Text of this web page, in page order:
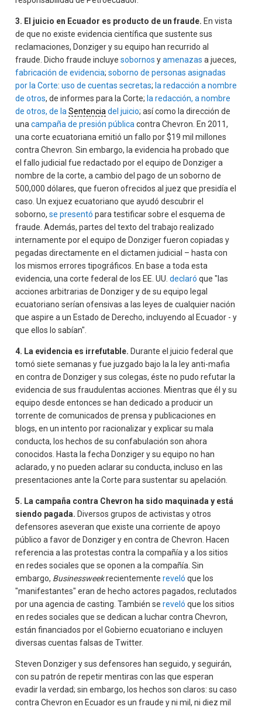
3. El juicio en Ecuador es producto de un fraude. En vista
de que no existe evidencia científica que sustente sus
reclamaciones, Donziger y su equipo han recurrido al
fraude. Dicho fraude incluyesobornos yamenazas a jueces,
fabricación de evidencia;soborno de personas asignadas
por la Corte:uso de cuentas secretas; la redacción a nombre
de otros, de informes para la Corte; la redacción, a nombre
de otros, de laSentencia del juicio; así como la dirección de
unacampaña de presión públicacontra Chevron. En 2011,
una corte ecuatoriana emitió un fallo por $19 mil millones
contra Chevron. Sin embargo, la evidencia ha probado que
el fallo judicial fue redactado por el equipo de Donziger a
nombre de la corte, a cambio del pago de un soborno de
500,000 dólares, que fueron ofrecidos al juez que presidía el
caso. Un exjuez ecuatoriano que ayudó descubrir el
soborno,se presentópara testificar sobre el esquema de
fraude. Además, partes del texto del trabajo realizado
internamente por el equipo de Donziger fueron copiadas y
pegadas directamente en el dictamen judicial – hasta con
los mismos errores tipográficos. En base a toda esta
evidencia, una corte federal de los EE. UU.declaró que "las
acciones arbitrarias de Donziger y de su equipo legal
ecuatoriano serían ofensivas a las leyes de cualquier nación
que aspire a un Estado de Derecho, incluyendo al Ecuador - y
que ellos lo sabían".
4. La evidencia es irrefutable. Durante el juicio federal que
tomó siete semanas y fue juzgado bajo la la ley anti-mafia
en contra de Donziger y sus colegas, éste no pudo refutar la
evidencia de sus fraudulentas acciones. Mientras que él y su
equipo desde entonces se han dedicado a producir un
torrente de comunicados de prensa y publicaciones en
blogs, en un intento por racionalizar y explicar su mala
conducta, los hechos de su confabulación son ahora
conocidos. Hasta la fecha Donziger y su equipo no han
aclarado, y no pueden aclarar su conducta, incluso en las
presentaciones ante la Corte para sustentar su apelación.
5. La campaña contra Chevron ha sido maquinada y está
siendo pagada. Diversos grupos de activistas y otros
defensores aseveran que existe una corriente de apoyo
público a favor de Donziger y en contra de Chevron. Hacen
referencia a las protestas contra la compañía y a los sitios
en redes sociales que se oponen a la compañía. Sin
embargo, Businessweekrecientementereveló que los
"manifestantes" eran de hecho actores pagados, reclutados
por una agencia de casting. También sereveló que los sitios
en redes sociales que se dedican a luchar contra Chevron,
están financiados por el Gobierno ecuatoriano e incluyen
diversas cuentas falsas de Twitter.
Steven Donziger y sus defensores han seguido, y seguirán,
con su patrón de repetir mentiras con las que esperan
evadir la verdad; sin embargo, los hechos son claros: su caso
contra Chevron en Ecuador es un fraude y ni mil, ni diez mil